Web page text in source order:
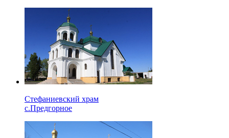
Стефаниевский храм
с.Предгорное